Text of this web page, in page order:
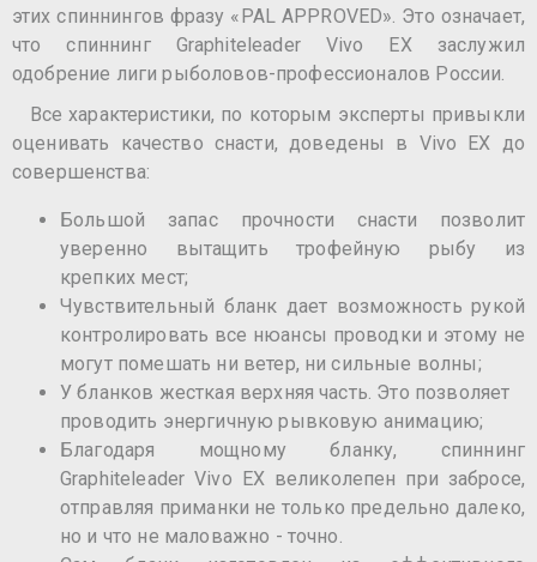
этих спиннингов фразу «PAL APPROVED». Это означает,
что спиннинг Graphiteleader Vivo EX заслужил
одобрение лиги рыболовов-профессионалов России.
Все характеристики, по которым эксперты привыкли
оценивать качество снасти, доведены в Vivo EX до
совершенства:
Большой запас прочности снасти позволит
уверенно вытащить трофейную рыбу из
крепких мест;
Чувствительный бланк дает возможность рукой
контролировать все нюансы проводки и этому не
могут помешать ни ветер, ни сильные волны;
У бланков жесткая верхняя часть. Это позволяет
проводить энергичную рывковую анимацию;
Благодаря мощному бланку, спиннинг
Graphiteleader Vivo EX великолепен при забросе,
отправляя приманки не только предельно далеко,
но и что не маловажно - точно.